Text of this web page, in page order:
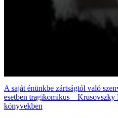
A saját énünkbe zártságtól való
esetben tragikomikus – Krusovszky
könyvekben